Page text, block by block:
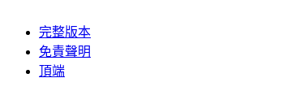
完整版本
免責聲明
頂端